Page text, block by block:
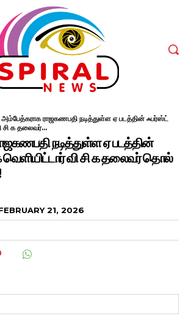
அம்பேத்கராக ராஜகணபதி நடித்துள்ள ஏ படத்தின் ஃபர்ஸ்ட்
சி க தலைவர்...
நடித்துள்ள ஏ படத்தின்
வி சி க தலைவர் தொல்
21, 2026